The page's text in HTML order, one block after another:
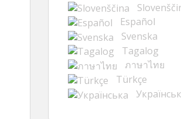
Español
Svenska
Tagalog
ภาษาไทย
Türkçe